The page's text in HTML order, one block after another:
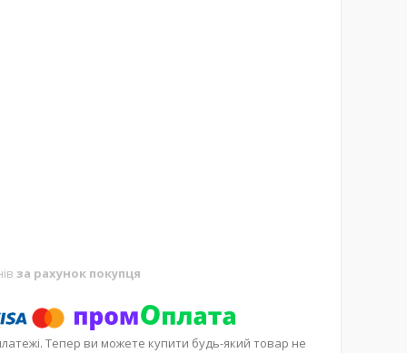
за рахунок покупця
Тепер ви можете купити будь-який товар не